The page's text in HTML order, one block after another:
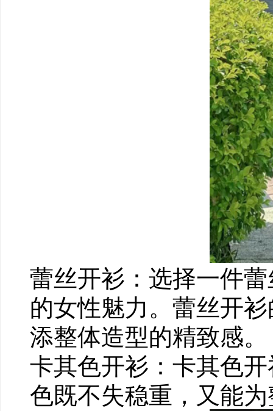
蕾丝开衫：选择一件
的女性魅力。蕾丝开
添整体造型的精致感。
卡其色开衫：卡其色
色既不失稳重，又能